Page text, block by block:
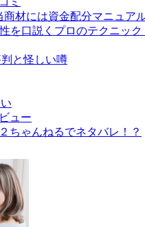
には資金配分マニュア
口説くプロのテクニック
と怪しい噂
ュー
ちゃんねるでネタバレ！？